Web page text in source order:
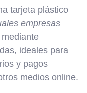
tarjeta plástico
empresas
ideales para
y pagos
medios online.